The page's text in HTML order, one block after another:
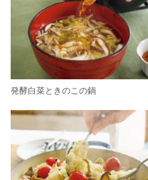
発酵白菜ときのこの鍋